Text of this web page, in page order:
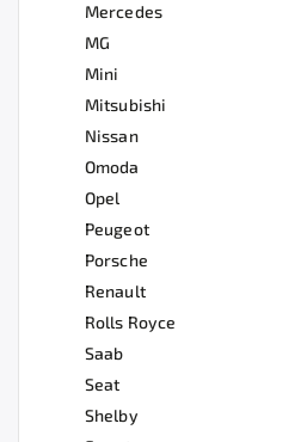
Mercedes
MG
Mini
Mitsubishi
Nissan
Omoda
Opel
Peugeot
Porsche
Renault
Rolls Royce
Saab
Seat
Shelby